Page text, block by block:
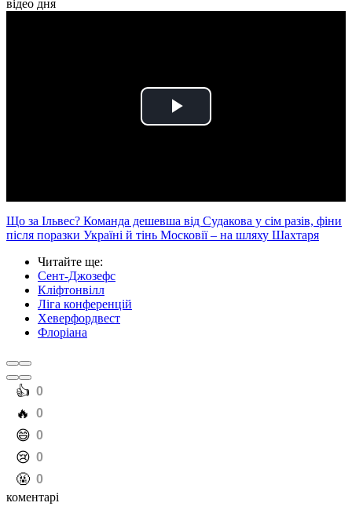
відео дня
Play
Що за Ільвес? Команда дешевша від Судакова у сім разів, фіни
після поразки Україні й тінь Московії – на шляху Шахтаря
Читайте ще:
Сент-Джозефс
Кліфтонвілл
Ліга конференцій
Хеверфордвест
Флоріана
️👍 0
️🔥 0
️😄 0
️😢 0
️🤬 0
коментарі